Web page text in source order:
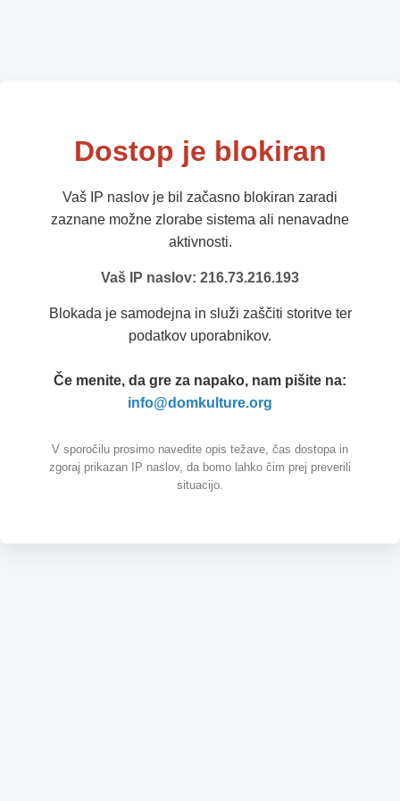
Dostop je blokiran
Vaš IP naslov je bil začasno blokiran zaradi
zaznane možne zlorabe sistema ali nenavadne
aktivnosti.
Vaš IP naslov: 216.73.216.193
Blokada je samodejna in služi zaščiti storitve ter
podatkov uporabnikov.
Če menite, da gre za napako, nam pišite na:
info@domkulture.org
V sporočilu prosimo navedite opis težave, čas dostopa in
zgoraj prikazan IP naslov, da bomo lahko čim prej preverili
situacijo.